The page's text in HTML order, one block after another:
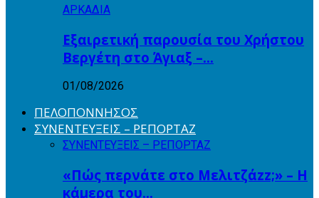
ΑΡΚΑΔΙΑ
Εξαιρετική παρουσία του Χρήστου
Βεργέτη στο Άγιαξ –…
01/08/2026
ΠΕΛΟΠΟΝΝΗΣΟΣ
ΣΥΝΕΝΤΕΥΞΕΙΣ – ΡΕΠΟΡΤΑΖ
ΣΥΝΕΝΤΕΥΞΕΙΣ – ΡΕΠΟΡΤΑΖ
«Πώς περνάτε στο Μελιτζάzz;» – Η
κάμερα του…